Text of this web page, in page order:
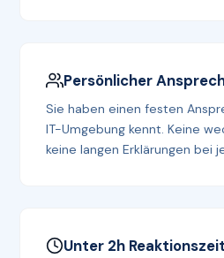
Persönlicher
Sie haben einen festen
IT-Umgebung kennt. Keine
keine langen Erklärungen bei
Unter 2h Reaktionszeit